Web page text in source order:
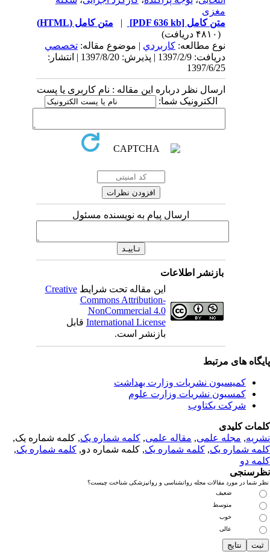
مغزی
متن کامل[PDF 636 kb]
| متن کامل (HTML)
نوع مطالعه:كاربردي| موضوع مقاله:تخصصي
دریافت: 1397/2/9 | پذیرش: 1397/8/20 | انتشار:
1397/6/25
ارسال نظر درباره این مقاله : نام کاربری یا پست
الکترونیک شما:
ارسال پیام به نویسنده مسئول
بازنشر اطلاعات
این مقاله تحت شرایطCreative
Commons Attribution-
NonCommercial 4.0
International Licenseقابل
بازنشر است.
های مرتبط
کمیسیون نشریات وزارت بهداشت
کمسیون نشریات وزارت علوم
شرکت یکتاوب
کلیدی
,مجله علمی, مقاله علمی, کلمه شماره یک, کلمه شماره یک,
شماره یک,کلمه شماره یک, کلمه شماره دو,کلمه شماره یک,
دو
شما در مورد مقالات مجله روانشناسی و روانپزشکی شناخت چیست؟
ضعیف
متوسط
خوب
عالی